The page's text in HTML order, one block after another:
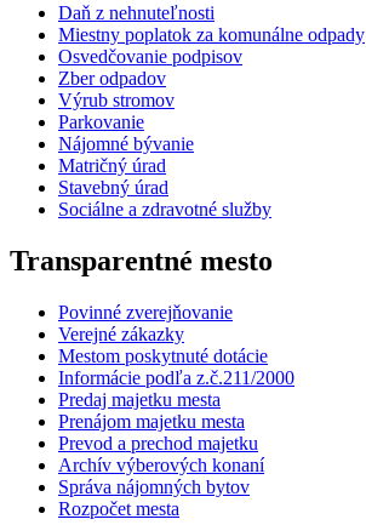
Daň z nehnuteľnosti
Miestny poplatok za komunálne odpady
Osvedčovanie podpisov
Zber odpadov
Výrub stromov
Parkovanie
Nájomné bývanie
Matričný úrad
Stavebný úrad
Sociálne a zdravotné služby
Transparentné mesto
Povinné zverejňovanie
Verejné zákazky
Mestom poskytnuté dotácie
Informácie podľa z.č.211/2000
Predaj majetku mesta
Prenájom majetku mesta
Prevod a prechod majetku
Archív výberových konaní
Správa nájomných bytov
Rozpočet mesta